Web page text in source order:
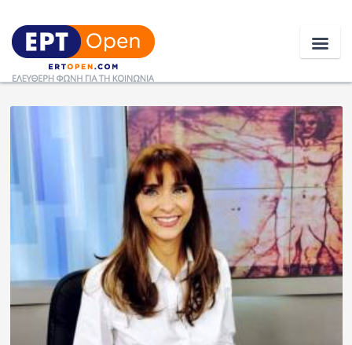
Κοινωνία
Πολιτική
Οικονομία
Αθλητικά
Κόσμος